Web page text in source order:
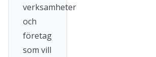
verksamheter
och
företag
som vill